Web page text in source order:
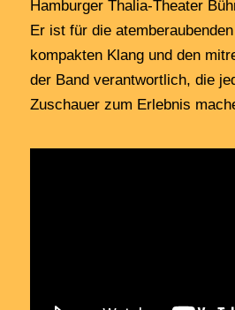
Hamburger Thalia-Theater
Er ist für die
kompakten Klang und den
der Band verantwortlich, die
Zuschauer zum Erlebnis